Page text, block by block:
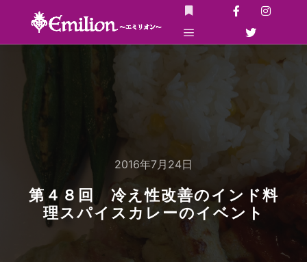
詳細
メインメニュー
2016年7月24日
第４８回 冷え性改善のインド料
理スパイスカレーのイベント